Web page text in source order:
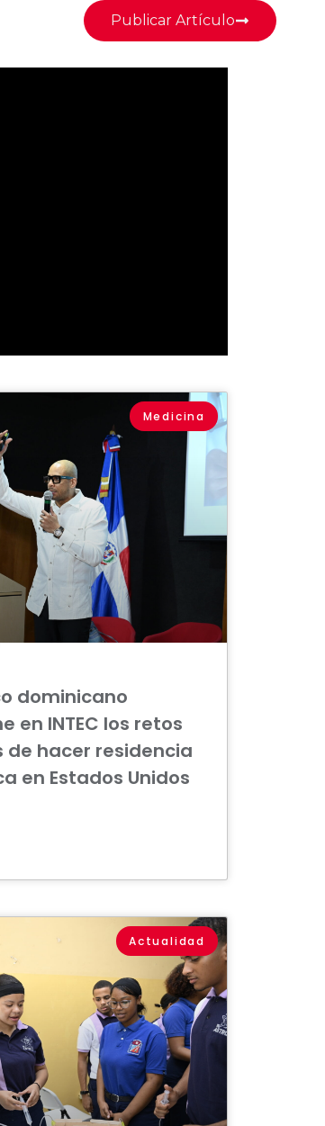
Publicar Artículo
Medicina
dominicano
en INTEC los retos
de hacer residencia
en Estados Unidos
Actualidad